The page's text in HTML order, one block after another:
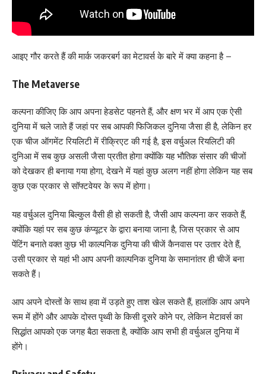
आइए गौर करते हैं की मार्क जकरबर्ग का मेटावर्स के बारे में क्या कहना है –
The Metaverse
कल्पना कीजिए कि आप अपना हेडसेट पहनते हैं, और क्षण भर में आप एक ऐसी
दुनिया में चले जाते हैं जहां पर सब आपकी फिजिकल दुनिया जैसा ही है, लेकिन हर
एक चीज ऑगमेंट रियलिटी में रीक्रिएट की गई है, इस वर्चुअल रियलिटी की
दुनिआ में सब कुछ असली जैसा प्रतीत होगा क्योंकि यह भौतिक संसार की चीजों
को देखकर ही बनाया गया होगा, देखने में यहां कुछ अलग नहीं होगा लेकिन यह सब
कुछ एक प्रकार से सॉफ्टवेयर के रूप में होगा।
यह वर्चुअल दुनिया बिल्कुल वैसी ही हो सकती है, जैसी आप कल्पना कर सकते हैं,
क्योंकि यहां पर सब कुछ कंप्यूटर के द्वारा बनाया जाना है, जिस प्रकार से आप
पेंटिंग बनाते वक्त कुछ भी काल्पनिक दुनिया की चीजें कैनवास पर उतार देते हैं,
उसी प्रकार से यहां भी आप अपनी काल्पनिक दुनिया के समानांतर ही चीजें बना
सकते हैं।
आप अपने दोस्तों के साथ हवा में उड़ते हुए ताश खेल सकते हैं, हालांकि आप अपने
रूम में होंगे और आपके दोस्त पृथ्वी के किसी दूसरे कोने पर, लेकिन मेटावर्स का
सिद्धांत आपको एक जगह बैठा सकता है, क्योंकि आप सभी ही वर्चुअल दुनिया में
होंगे।